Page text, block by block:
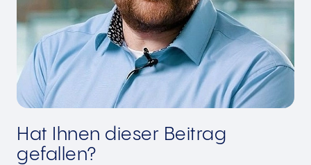
Hat Ihnen dieser Beitrag
gefallen?